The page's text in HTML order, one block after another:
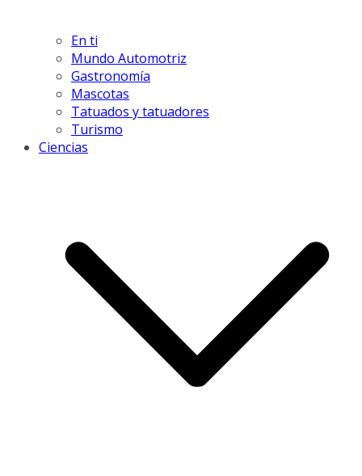
En ti
Mundo Automotriz
Gastronomía
Mascotas
Tatuados y tatuadores
Turismo
Ciencias